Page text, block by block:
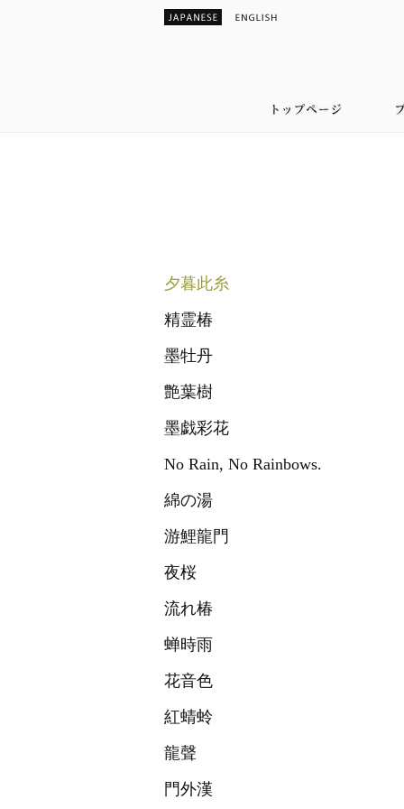
夕暮此糸
精霊椿
墨牡丹
艶葉樹
墨戯彩花
No Rain, No Rainbows.
綿の湯
游鯉龍門
夜桜
流れ椿
蝉時雨
花音色
紅蜻蛉
龍聲
門外漢